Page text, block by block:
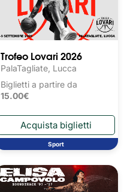
Trofeo Lovari 2026
PalaTagliate, Lucca
Biglietti a partire da
15.00€
Sport